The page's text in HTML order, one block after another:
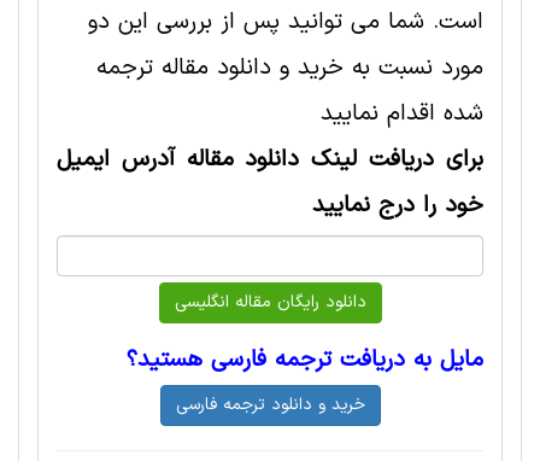
است. شما می توانید پس از بررسی این دو
مورد نسبت به خرید و دانلود مقاله ترجمه
شده اقدام نمایید
برای دریافت لینک دانلود مقاله آدرس ایمیل
خود را درج نمایید
مایل به دریافت ترجمه فارسی هستید؟